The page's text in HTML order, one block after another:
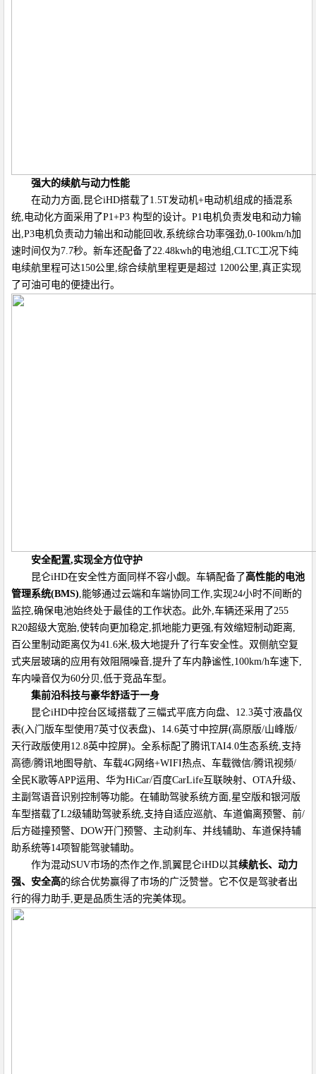
强大的续航与动力性能
在动力方面,昆仑iHD搭载了1.5T发动机+电动机组成的插混系
统,电动化方面采用了P1+P3 构型的设计。P1电机负责发电和动力输
出,P3电机负责动力输出和动能回收,系统综合功率强劲,0-100km/h加
速时间仅为7.7秒。新车还配备了22.48kwh的电池组,CLTC工况下纯
电续航里程可达150公里,综合续航里程更是超过 1200公里,真正实现
了可油可电的便捷出行。
安全配置,实现全方位守护
昆仑iHD在安全性方面同样不容小觑。车辆配备了高性能的电池
管理系统(BMS),能够通过云端和车端协同工作,实现24小时不间断的
监控,确保电池始终处于最佳的工作状态。此外,车辆还采用了255
R20超级大宽胎,使转向更加稳定,抓地能力更强,有效缩短制动距离,
百公里制动距离仅为41.6米,极大地提升了行车安全性。双侧航空复
式夹层玻璃的应用有效阻隔噪音,提升了车内静谧性,100km/h车速下,
车内噪音仅为60分贝,低于竞品车型。
集前沿科技与豪华舒适于一身
昆仑iHD中控台区域搭载了三幅式平底方向盘、12.3英寸液晶仪
表(入门版车型使用7英寸仪表盘)、14.6英寸中控屏(高原版/山峰版/
天行政版使用12.8英中控屏)。全系标配了腾讯TAI4.0生态系统,支持
高德/腾讯地图导航、车载4G网络+WIFI热点、车载微信/腾讯视频/
全民K歌等APP运用、华为HiCar/百度CarLife互联映射、OTA升级、
主副驾语音识别控制等功能。在辅助驾驶系统方面,星空版和银河版
车型搭载了L2级辅助驾驶系统,支持自适应巡航、车道偏离预警、前/
后方碰撞预警、DOW开门预警、主动刹车、并线辅助、车道保持辅
助系统等14项智能驾驶辅助。
作为混动SUV市场的杰作之作,凯翼昆仑iHD以其续航长、动力
强、安全高的综合优势赢得了市场的广泛赞誉。它不仅是驾驶者出
行的得力助手,更是品质生活的完美体现。